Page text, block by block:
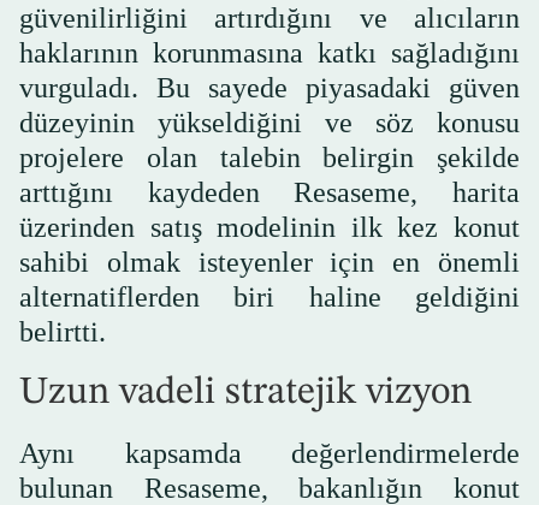
güvenilirliğini artırdığını ve alıcıların
haklarının korunmasına katkı sağladığını
vurguladı. Bu sayede piyasadaki güven
düzeyinin yükseldiğini ve söz konusu
projelere olan talebin belirgin şekilde
arttığını kaydeden Resaseme, harita
üzerinden satış modelinin ilk kez konut
sahibi olmak isteyenler için en önemli
alternatiflerden biri haline geldiğini
belirtti.
Uzun vadeli stratejik vizyon
Aynı kapsamda değerlendirmelerde
bulunan Resaseme, bakanlığın konut